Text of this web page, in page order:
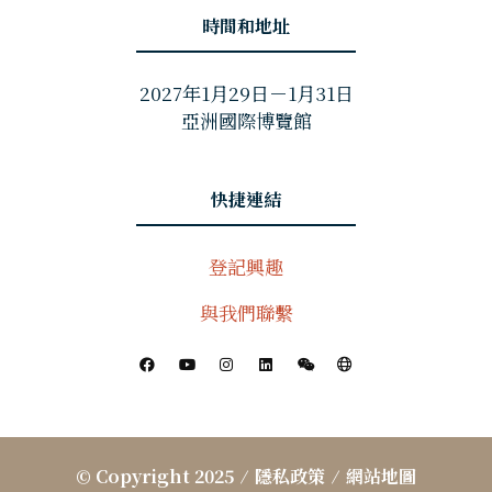
時間和地址
2027年1月29日－1月31日
亞洲國際博覽館
快捷連結
登記興趣
與我們聯繫
© Copyright 2025 隱私政策 網站地圖